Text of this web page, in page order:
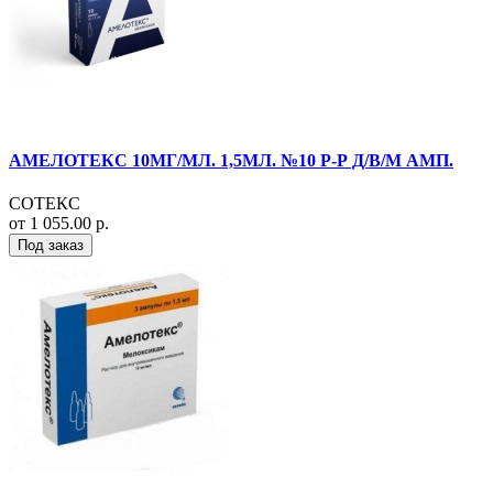
АМЕЛОТЕКС 10МГ/МЛ. 1,5МЛ. №10 Р-Р Д/В/М АМП.
СОТЕКС
от 1 055.00 р.
Под заказ